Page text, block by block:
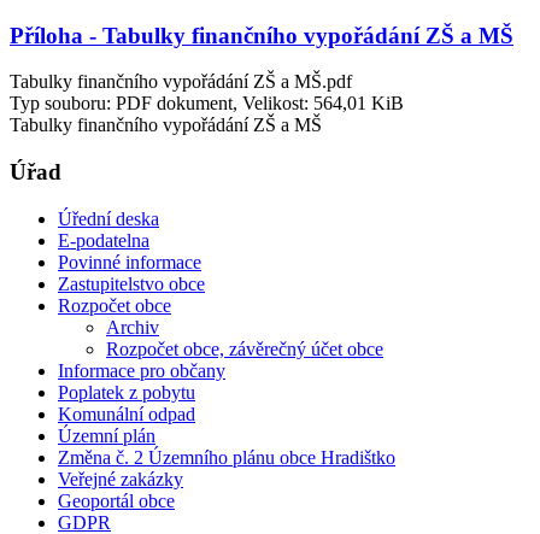
Příloha - Tabulky finančního vypořádání ZŠ a MŠ
Tabulky finančního vypořádání ZŠ a MŠ.pdf
Typ souboru: PDF dokument, Velikost: 564,01 KiB
Tabulky finančního vypořádání ZŠ a MŠ
Úřad
Úřední deska
E-podatelna
Povinné informace
Zastupitelstvo obce
Rozpočet obce
Archiv
Rozpočet obce, závěrečný účet obce
Informace pro občany
Poplatek z pobytu
Komunální odpad
Územní plán
Změna č. 2 Územního plánu obce Hradištko
Veřejné zakázky
Geoportál obce
GDPR